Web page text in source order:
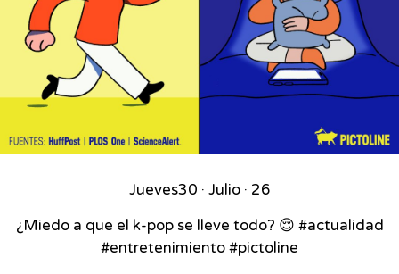
Jueves30 · Julio · 26
¿Miedo a que el k-pop se lleve todo? 😌 #actualidad
#entretenimiento #pictoline